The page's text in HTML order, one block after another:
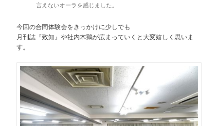
言えないオーラを感じました。
今回の合同体験会をきっかけに少しでも
月刊誌『致知』や社内木鶏が広まっていくと大変嬉しく思いま
す。